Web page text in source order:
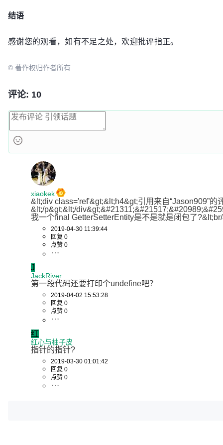
结语
感谢您的观看，如有不足之处，欢迎批评指正。
© 著作权归作者所有
评论: 10
xiaokek
&lt;div class='ref'&gt;&lt;h4&gt;引用来自“Jason909”
&lt;/p&gt;&lt;/
我一个final GetterSetterEntity是不是就是闭包了
2019-04-30 11:39:44
回复 0
点赞 0
J
JackRiver
第一段代码还要打印个undefine吧？
2019-04-02 15:53:28
回复 0
点赞 0
红
红心与柚子皮
指针的指针?
2019-03-30 01:01:42
回复 0
点赞 0